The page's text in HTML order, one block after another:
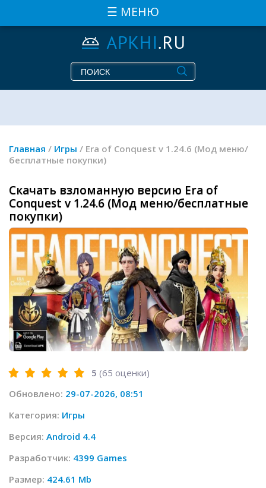
☰ МЕНЮ
Главная / Игры / Era of Conquest v 1.24.6 (Мод меню/
бесплатные покупки)
Скачать взломанную версию Era of
Conquest v 1.24.6 (Мод меню/бесплатные
покупки)
5 (65 оценки)
Обновлено: 29-07-2026, 08:51
Категория: Игры
Версия: Android 4.4
Разработчик: 4399 Games
Размер: 424.61 Mb